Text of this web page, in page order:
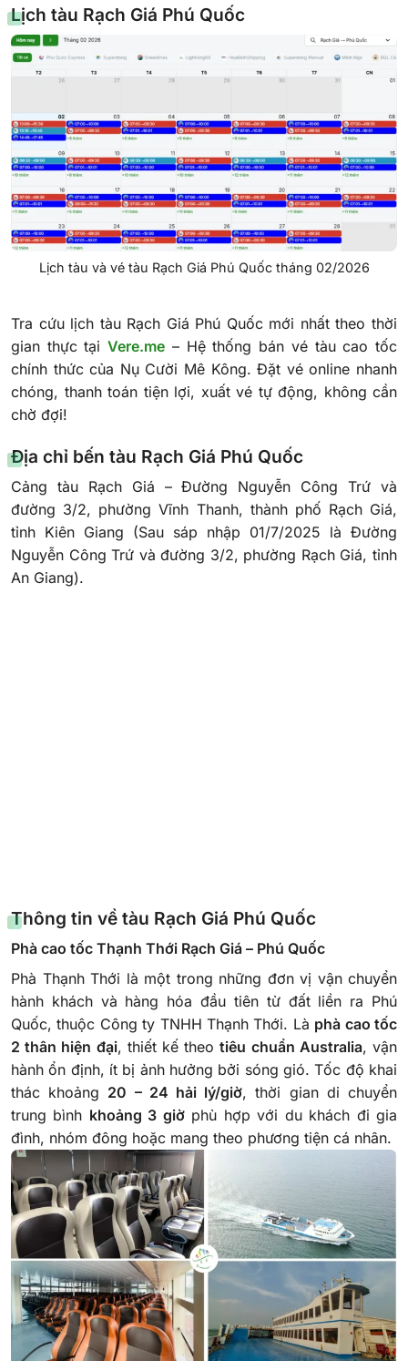
Lịch tàu Rạch Giá Phú Quốc
Lịch tàu và vé tàu Rạch Giá Phú Quốc tháng 02/2026
Tra cứu lịch tàu Rạch Giá Phú Quốc mới nhất theo thời
gian thực tạiVere.me – Hệ thống bán vé tàu cao tốc
chính thức của Nụ Cười Mê Kông. Đặt vé online nhanh
chóng, thanh toán tiện lợi, xuất vé tự động, không cần
chờ đợi!
Địa chỉ bến tàu Rạch Giá Phú Quốc
Cảng tàu Rạch Giá – Đường Nguyễn Công Trứ và
đường 3/2, phường Vĩnh Thanh, thành phố Rạch Giá,
tỉnh Kiên Giang (Sau sáp nhập 01/7/2025 là Đường
Nguyễn Công Trứ và đường 3/2, phường Rạch Giá, tỉnh
An Giang).
Thông tin về tàu Rạch Giá Phú Quốc
Phà cao tốc Thạnh Thới Rạch Giá – Phú Quốc
Phà Thạnh Thới là một trong những đơn vị vận chuyển
hành khách và hàng hóa đầu tiên từ đất liền ra Phú
Quốc, thuộc Công ty TNHH Thạnh Thới. Là phà cao tốc
2 thân hiện đại, thiết kế theotiêu chuẩn Australia, vận
hành ổn định, ít bị ảnh hưởng bởi sóng gió. Tốc độ khai
thác khoảng 20 – 24 hải lý/giờ, thời gian di chuyển
trung bình khoảng 3 giờphù hợp với du khách đi gia
đình, nhóm đông hoặc mang theo phương tiện cá nhân.